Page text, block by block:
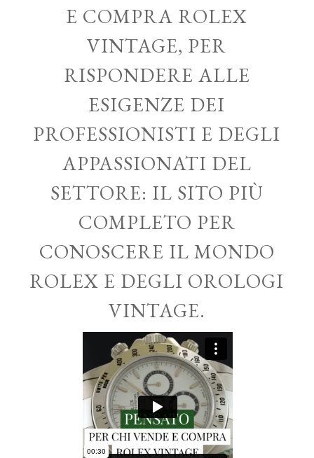
E COMPRA ROLEX
VINTAGE, PER
RISPONDERE ALLE
ESIGENZE DEI
PROFESSIONISTI E DEGLI
APPASSIONATI DEL
SETTORE: IL SITO PIÙ
COMPLETO PER
CONOSCERE IL MONDO
ROLEX E DEGLI OROLOGI
VINTAGE.